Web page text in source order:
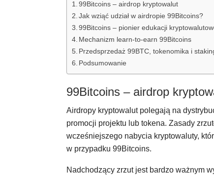
99Bitcoins – airdrop kryptowalut
Jak wziąć udział w airdropie 99Bitcoins?
99Bitcoins – pionier edukacji
Mechanizm learn-to-earn 99Bitcoins
Przedsprzedaż 99BTC, tokenomika i
Podsumowanie
99Bitcoins – airdrop
Airdropy kryptowalut polegają na
promocji projektu lub tokena. Zasady
wcześniejszego nabycia kryptowaluty,
w przypadku 99Bitcoins.
Nadchodzący zrzut jest bardzo ważnym